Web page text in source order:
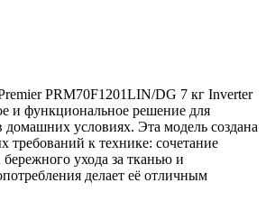
PRM70F1201LIN/DG 7 кг Inverter
и функциональное решение для
условиях. Эта модель создана
требований к технике: сочетание
ухода за тканью и
делает её отличным